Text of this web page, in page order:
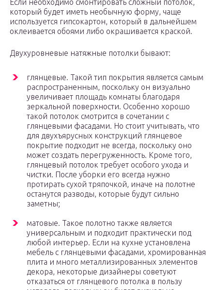
Если необходимо смонтировать сложный потолок,
который будет иметь необычную форму, чаще
используется гипсокартон, который в дальнейшем
оклеивается обоями либо окрашивается краской.
Двухуровневые натяжные потолки бывают:
глянцевые. Такой тип покрытия является самым
распространенным, поскольку он визуально
увеличивает площадь комнаты благодаря
зеркальной поверхности. Особенно хорошо
такой потолок смотрится в сочетании с
глянцевыми фасадами. Но стоит учитывать, что
для двухъярусных конструкций глянцевое
покрытие подходит не всегда, поскольку оно
может создать перегруженность. Кроме того,
глянцевый потолок требует особого ухода и
чистки. После уборки его всегда нужно
протирать сухой тряпочкой, иначе на полотне
останутся разводы, которые будут сильно
заметны;
матовые. Такое полотно также является
универсальным и подходит практически под
любой интерьер. Если на кухне установлена
мебель с глянцевыми фасадами, хромированная
плита и много металлизированных элементов
декора, некоторые дизайнеры советуют
отказаться от глянцевого потолка в пользу